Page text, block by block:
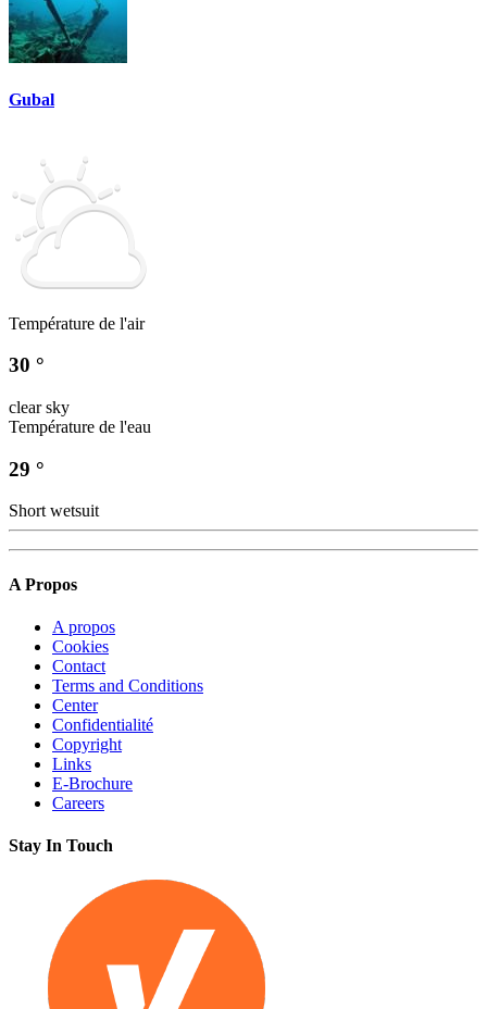
Gubal
Température de l'air
30 °
clear sky
Température de l'eau
29 °
Short wetsuit
A Propos
A propos
Cookies
Contact
Terms and Conditions
Center
Confidentialité
Copyright
Links
E-Brochure
Careers
Stay In Touch